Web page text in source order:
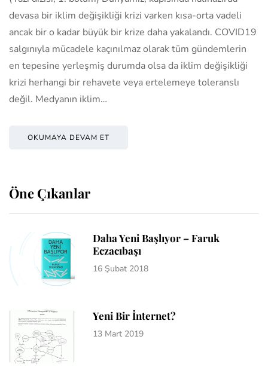
devasa bir iklim değişikliği krizi varken kısa-orta vadeli
ancak bir o kadar büyük bir krize daha yakalandı. COVID19
salgınıyla mücadele kaçınılmaz olarak tüm gündemlerin
en tepesine yerleşmiş durumda olsa da iklim değişikliği
krizi herhangi bir rehavete veya ertelemeye toleranslı
değil. Medyanın iklim…
OKUMAYA DEVAM ET
Öne Çıkanlar
Daha Yeni Başlıyor – Faruk
Eczacıbaşı
16 Şubat 2018
Yeni Bir İnternet?
13 Mart 2019